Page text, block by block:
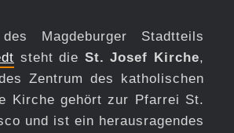
Magdeburger Stadtteils
steht die St. Josef Kirche,
Zentrum des katholischen
Kirche gehört zur Pfarrei St.
und ist ein herausragendes